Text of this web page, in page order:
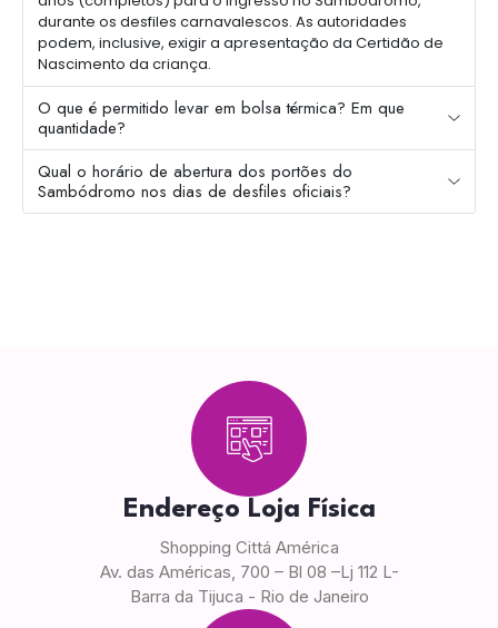
durante os desfiles carnavalescos. As autoridades
podem, inclusive, exigir a apresentação da Certidão de
Nascimento da criança.
O que é permitido levar em bolsa térmica? Em que
quantidade?
Qual o horário de abertura dos portões do
Sambódromo nos dias de desfiles oficiais?
Endereço Loja Física
Shopping Cittá América
Av. das Américas, 700 – Bl 08 –Lj 112 L-
Barra da Tijuca - Rio de Janeiro